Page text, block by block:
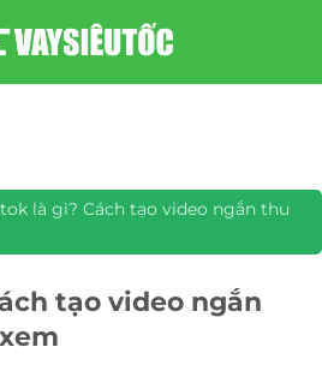
là gì? Cách tạo video ngắn thu
tạo video ngắn